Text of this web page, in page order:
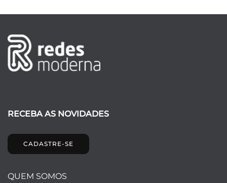
RECEBA AS NOVIDADES
CADASTRE-SE
QUEM SOMOS